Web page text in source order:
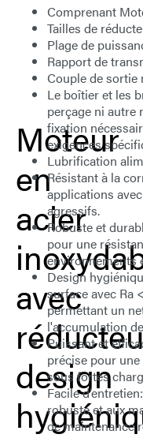
Moteur
en
acier
avec
design
Comprenant
Tailles de
Plage de
Rapport de
Couple de sortie
Le boîtier et les
perçage ni autre
fixation
exigences
Lubrification
Résistant à la
applications
agressifs.
Robuste et
pour une
environnements
Design
surface avec Ra
permettant un
l'accumulation
Puissant et
précise pour
sous fortes
Facile d’entretien
robuste et aux
de maintenance